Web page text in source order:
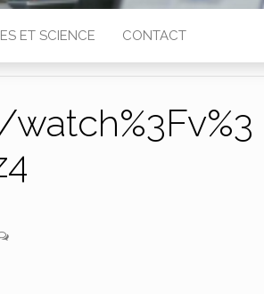
ET SCIENCE CONTACT